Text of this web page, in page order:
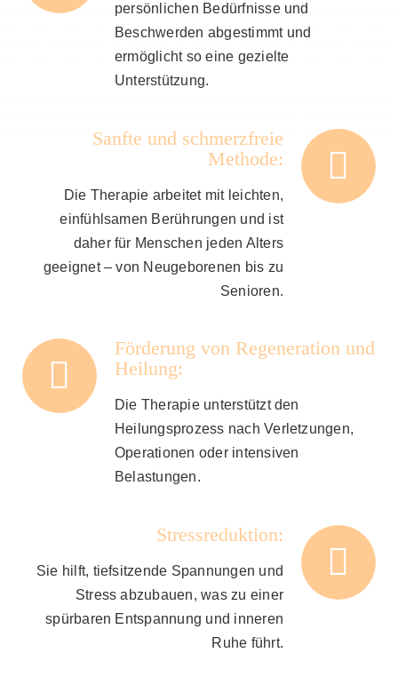
persönlichen Bedürfnisse und
Beschwerden abgestimmt und
ermöglicht so eine gezielte
Unterstützung.
Sanfte und schmerzfreie
Methode:
Die Therapie arbeitet mit leichten,
einfühlsamen Berührungen und ist
daher für Menschen jeden Alters
geeignet – von Neugeborenen bis zu
Senioren.
Förderung von Regeneration und
Heilung:
Die Therapie unterstützt den
Heilungsprozess nach Verletzungen,
Operationen oder intensiven
Belastungen.
Stressreduktion:
Sie hilft, tiefsitzende Spannungen und
Stress abzubauen, was zu einer
spürbaren Entspannung und inneren
Ruhe führt.